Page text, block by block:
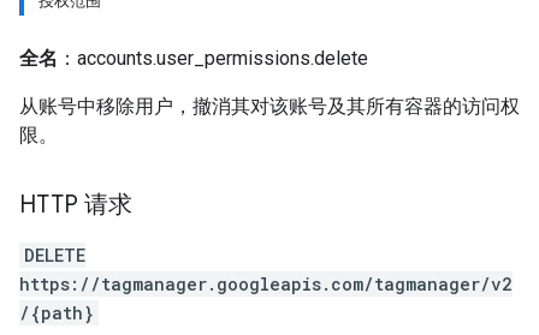
全名 ：accounts.user_permissions.delete
从账号中移除用户，撤消其对该账号及其所有容器的访问权
限。
HTTP 请求
DELETE
https://tagmanager.googleapis.com/tagmanager/v2
/{path}